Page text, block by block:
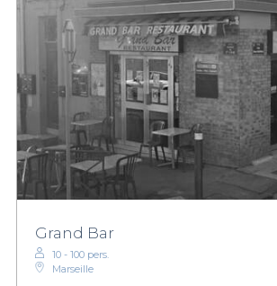
Grand Bar
10 - 100 pers.
Marseille